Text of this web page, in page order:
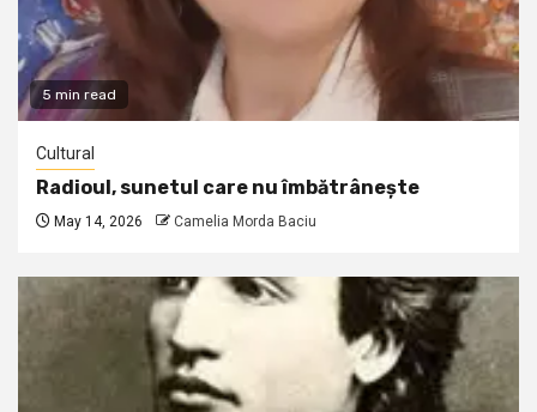
5 min read
Cultural
Radioul, sunetul care nu îmbătrânește
May 14, 2026 Camelia Morda Baciu